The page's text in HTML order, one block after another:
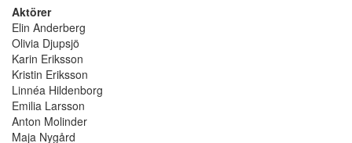
Aktörer
Elin Anderberg
Olivia Djupsjö
Karin Eriksson
Kristin Eriksson
Linnéa Hildenborg
Emilia Larsson
Anton Molinder
Maja Nygård